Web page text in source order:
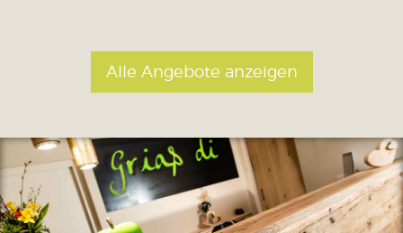
Alle Angebote anzeigen